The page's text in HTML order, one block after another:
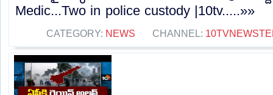
Medic...Two in police custody |10tv.....»»
CATEGORY: NEWS CHANNEL: